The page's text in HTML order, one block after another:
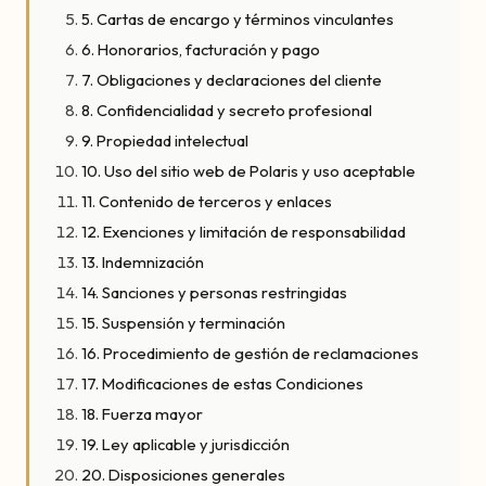
5. Cartas de encargo y términos vinculantes
6. Honorarios, facturación y pago
7. Obligaciones y declaraciones del cliente
8. Confidencialidad y secreto profesional
9. Propiedad intelectual
10. Uso del sitio web de Polaris y uso aceptable
11. Contenido de terceros y enlaces
12. Exenciones y limitación de responsabilidad
13. Indemnización
14. Sanciones y personas restringidas
15. Suspensión y terminación
16. Procedimiento de gestión de reclamaciones
17. Modificaciones de estas Condiciones
18. Fuerza mayor
19. Ley aplicable y jurisdicción
20. Disposiciones generales